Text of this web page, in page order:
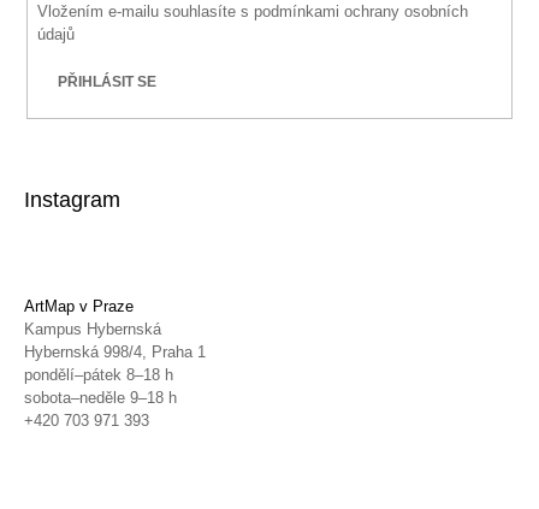
Vložením e-mailu souhlasíte s podmínkami ochrany osobních
údajů
PŘIHLÁSIT SE
Instagram
ArtMap v Praze
Kampus Hybernská
Hybernská 998/4, Praha 1
pondělí–pátek 8–18 h
sobota–neděle 9–18 h
+420 703 971 393